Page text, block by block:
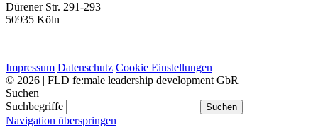
Dürener Str. 291-293
50935 Köln
Impressum Datenschutz Cookie Einstellungen
© 2026 | FLD fe:male leadership development GbR
Suchen
Suchbegriffe
Suchen
Navigation überspringen